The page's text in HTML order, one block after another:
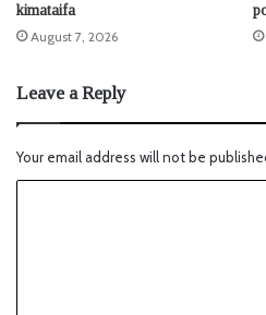
kimataifa
August 7, 2026
Leave a Reply
Your email address will not be